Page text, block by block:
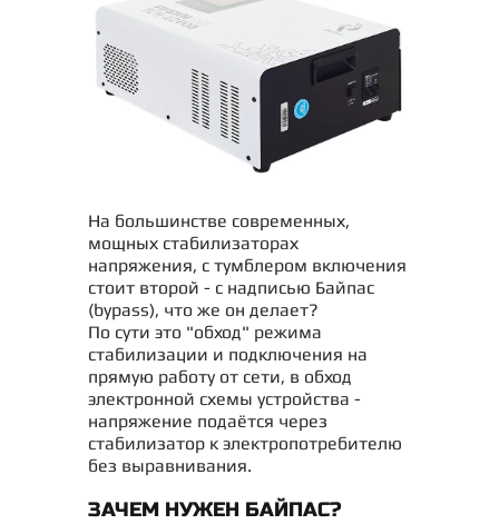
На большинстве современных,
мощных стабилизаторах
напряжения, с тумблером включения
стоит второй - с надписью Байпас
(bypass), что же он делает?
По сути это "обход" режима
стабилизации и подключения на
прямую работу от сети, в обход
электронной схемы устройства -
напряжение подаётся через
стабилизатор к электропотребителю
без выравнивания.
ЗАЧЕМ НУЖЕН БАЙПАС?